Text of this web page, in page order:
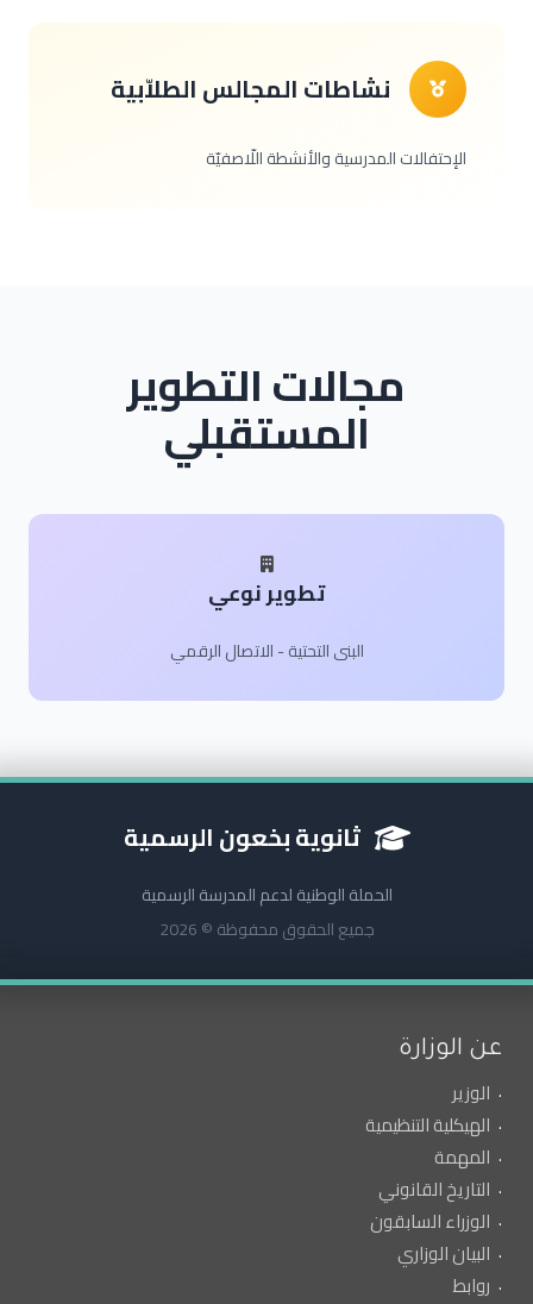
نشاطات المجالس الطلاّبية
الإحتفالات المدرسية والأنشطة اللّاصفيّة
مجالات التطوير
المستقبلي
تطوير نوعي
البنى التحتية - الاتصال الرقمي
ثانوية بخعون الرسمية
الحملة الوطنية لدعم المدرسة الرسمية
جميع الحقوق محفوظة © 2026
عن الوزارة
الوزير
الهيكلية التنظيمية
المهمة
التاريخ القانوني
الوزراء السابقون
البيان الوزاري
روابط